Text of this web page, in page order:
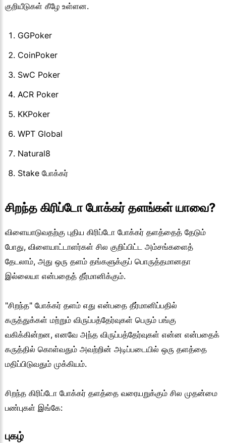
குறியீடுகள் கீழே உள்ளன.
GGPoker
CoinPoker
SwC Poker
ACR Poker
KKPoker
WPT Global
Natural8
Stake போக்கர்
சிறந்த கிரிப்டோ போக்கர் தளங்கள் யாவை?
விளையாடுவதற்கு புதிய கிரிப்டோ போக்கர் தளத்தைத் தேடும்
போது, விளையாட்டாளர்கள் சில குறிப்பிட்ட அம்சங்களைத்
தேடலாம், அது ஒரு தளம் தங்களுக்குப் பொருத்தமானதா
இல்லையா என்பதைத் தீர்மானிக்கும்.
"சிறந்த" போக்கர் தளம் எது என்பதை தீர்மானிப்பதில்
கருத்துக்கள் மற்றும் விருப்பத்தேர்வுகள் பெரும் பங்கு
வகிக்கின்றன, எனவே அந்த விருப்பத்தேர்வுகள் என்ன என்பதைக்
கருத்தில் கொள்வதும் அவற்றின் அடிப்படையில் ஒரு தளத்தை
மதிப்பிடுவதும் முக்கியம்.
சிறந்த கிரிப்டோ போக்கர் தளத்தை வரையறுக்கும் சில முதன்மை
பண்புகள் இங்கே:
புகழ்